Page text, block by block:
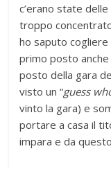
c’erano state
troppo
ho saputo
primo posto
posto della gara
visto un “guess
vinto la gara) e
portare a casa il
impara e da